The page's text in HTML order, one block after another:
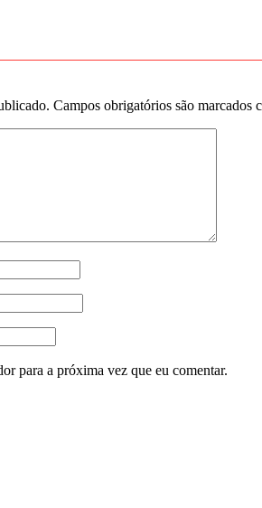
Campos obrigatórios são marcados
para a próxima vez que eu comentar.